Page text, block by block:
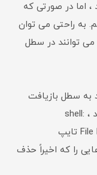
اما در صورتی که
به راحتی می توان
توانند در سطل
به سطل بازیافت
دسترسی داشته باشید. اگر این را نمی بینید ، shell:
RecycleBinFolder را در نوار ناوبری File Explorer تایپ
را که اخیراً حذف